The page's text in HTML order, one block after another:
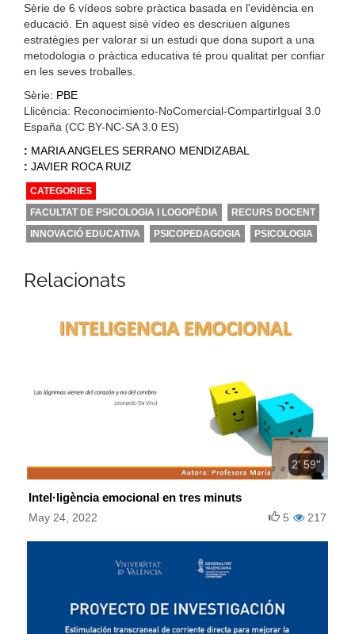
Sèrie de 6 vídeos sobre pràctica basada en l'evidència en
educació. En aquest sisè vídeo es descriuen algunes
estratègies per valorar si un estudi que dona suport a una
metodologia o pràctica educativa té prou qualitat per confiar
en les seves troballes.
Sèrie: PBE
Llicència: Reconocimiento-NoComercial-CompartirIgual 3.0
España (CC BY-NC-SA 3.0 ES)
: MARIA ANGELES SERRANO MENDIZABAL
: JAVIER ROCA RUIZ
CATEGORIES
FACULTAT DE PSICOLOGIA I LOGOPÈDIA
RECURS DOCENT
INNOVACIÓ EDUCATIVA
PSICOPEDAGOGIA PSICOLOGIA
Relacionats
2' 59''
Intel·ligència emocional en tres minuts
May 24, 2022 217
5